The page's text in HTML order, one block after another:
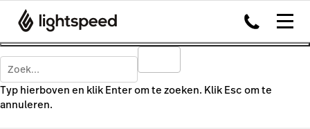
Typ hierboven en klik Enter om te zoeken. Klik Esc om te
annuleren.